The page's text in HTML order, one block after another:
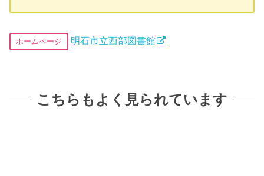
ホームページ 明石市立西部図書館
こちらもよく見られています